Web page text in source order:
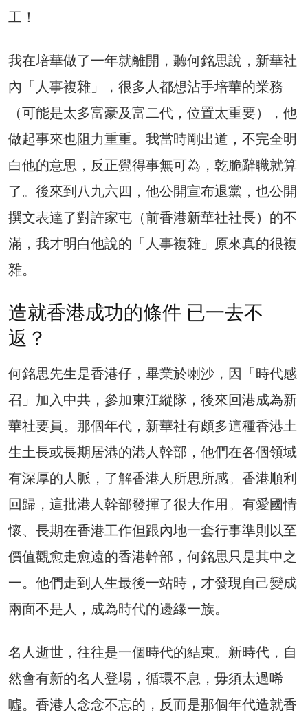
工！
我在培華做了一年就離開，聽何銘思說，新華社
內「人事複雜」，很多人都想沾手培華的業務
（可能是太多富豪及富二代，位置太重要），他
做起事來也阻力重重。我當時剛出道，不完全明
白他的意思，反正覺得事無可為，乾脆辭職就算
了。後來到八九六四，他公開宣布退黨，也公開
撰文表達了對許家屯（前香港新華社社長）的不
滿，我才明白他說的「人事複雜」原來真的很複
雜。
造就香港成功的條件 已一去不
返？
何銘思先生是香港仔，畢業於喇沙，因「時代感
召」加入中共，參加東江縱隊，後來回港成為新
華社要員。那個年代，新華社有頗多這種香港土
生土長或長期居港的港人幹部，他們在各個領域
有深厚的人脈，了解香港人所思所感。香港順利
回歸，這批港人幹部發揮了很大作用。有愛國情
懷、長期在香港工作但跟內地一套行事準則以至
價值觀愈走愈遠的香港幹部，何銘思只是其中之
一。他們走到人生最後一站時，才發現自己變成
兩面不是人，成為時代的邊緣一族。
名人逝世，往往是一個時代的結束。新時代，自
然會有新的名人登場，循環不息，毋須太過唏
噓。香港人念念不忘的，反而是那個年代造就香